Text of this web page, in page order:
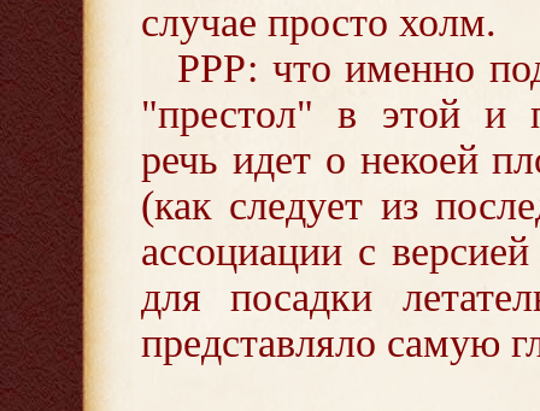
случае просто холм.
РРР: что именно
"престол" в этой и
речь идет о некоей
(как следует из
ассоциации с
для посадки
представляло самую